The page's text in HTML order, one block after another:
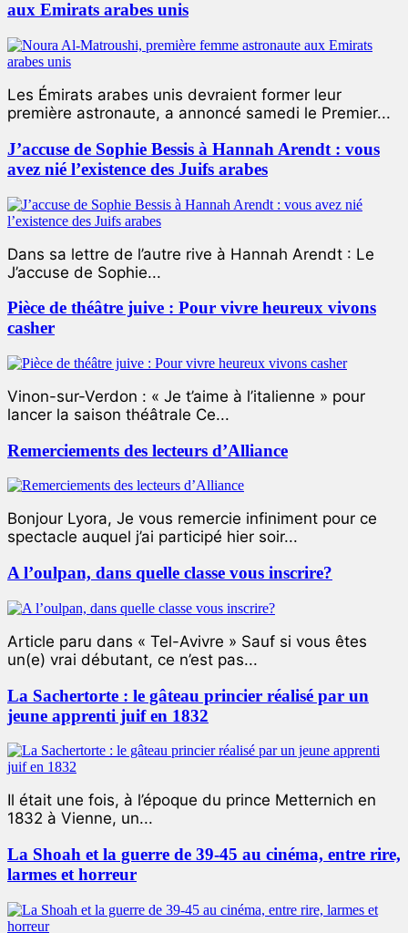
aux Emirats arabes unis
Les Émirats arabes unis devraient former leur
première astronaute, a annoncé samedi le Premier...
J’accuse de Sophie Bessis à Hannah Arendt : vous
avez nié l’existence des Juifs arabes
Dans sa lettre de l’autre rive à Hannah Arendt : Le
J’accuse de Sophie...
Pièce de théâtre juive : Pour vivre heureux vivons
casher
Vinon-sur-Verdon : « Je t’aime à l’italienne » pour
lancer la saison théâtrale Ce...
Remerciements des lecteurs d’Alliance
Bonjour Lyora, Je vous remercie infiniment pour ce
spectacle auquel j’ai participé hier soir...
A l’oulpan, dans quelle classe vous inscrire?
Article paru dans « Tel-Avivre » Sauf si vous êtes
un(e) vrai débutant, ce n’est pas...
La Sachertorte : le gâteau princier réalisé par un
jeune apprenti juif en 1832
Il était une fois, à l’époque du prince Metternich en
1832 à Vienne, un...
La Shoah et la guerre de 39-45 au cinéma, entre rire,
larmes et horreur